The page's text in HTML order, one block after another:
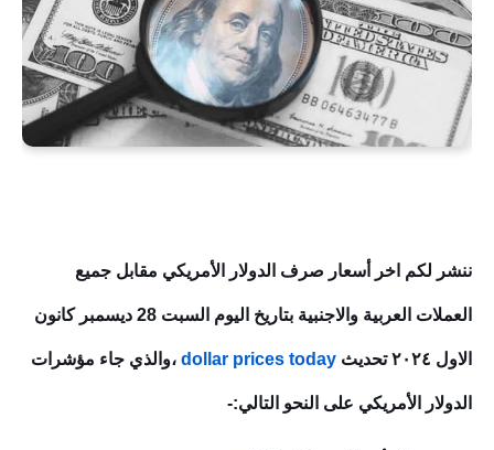
ننشر لكم اخر أسعار صرف الدولار الأمريكي مقابل جميع
العملات العربية والاجنبية بتاريخ اليوم السبت 28 ديسمبر كانون
الاول ٢٠٢٤ تحديث dollar prices today ،والذي جاء مؤشرات
الدولار الأمريكي على النحو التالي:-